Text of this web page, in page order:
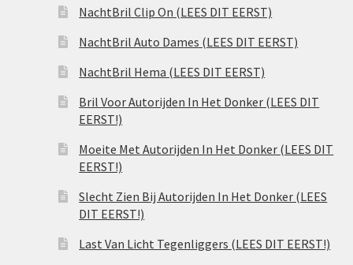
NachtBril Clip On (LEES DIT EERST)
NachtBril Auto Dames (LEES DIT EERST)
NachtBril Hema (LEES DIT EERST)
Bril Voor Autorijden In Het Donker (LEES DIT
EERST!)
Moeite Met Autorijden In Het Donker (LEES DIT
EERST!)
Slecht Zien Bij Autorijden In Het Donker (LEES
DIT EERST!)
Last Van Licht Tegenliggers (LEES DIT EERST!)